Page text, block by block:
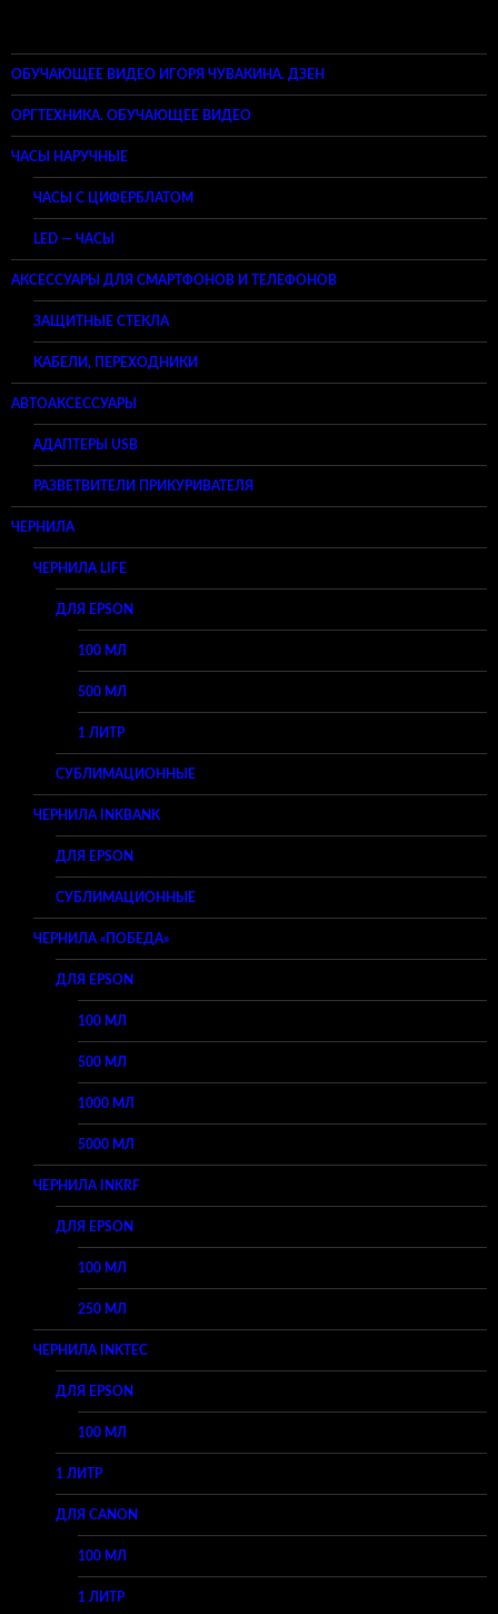
ОБУЧАЮЩЕЕ ВИДЕО ИГОРЯ ЧУВАКИНА. ДЗЕН
ОРГТЕХНИКА. ОБУЧАЮЩЕЕ ВИДЕО
ЧАСЫ НАРУЧНЫЕ
ЧАСЫ С ЦИФЕРБЛАТОМ
LED — ЧАСЫ
АКСЕССУАРЫ ДЛЯ СМАРТФОНОВ И ТЕЛЕФОНОВ
ЗАЩИТНЫЕ СТЕКЛА
КАБЕЛИ, ПЕРЕХОДНИКИ
АВТОАКСЕССУАРЫ
АДАПТЕРЫ USB
РАЗВЕТВИТЕЛИ ПРИКУРИВАТЕЛЯ
ЧЕРНИЛА
ЧЕРНИЛА LIFE
ДЛЯ EPSON
100 МЛ
500 МЛ
1 ЛИТР
СУБЛИМАЦИОННЫЕ
ЧЕРНИЛА INKBANK
ДЛЯ EPSON
СУБЛИМАЦИОННЫЕ
ЧЕРНИЛА «ПОБЕДА»
ДЛЯ EPSON
100 МЛ
500 МЛ
1000 МЛ
5000 МЛ
ЧЕРНИЛА INKRF
ДЛЯ EPSON
100 МЛ
250 МЛ
ЧЕРНИЛА INKTEC
ДЛЯ EPSON
100 МЛ
1 ЛИТР
ДЛЯ CANON
100 МЛ
1 ЛИТР